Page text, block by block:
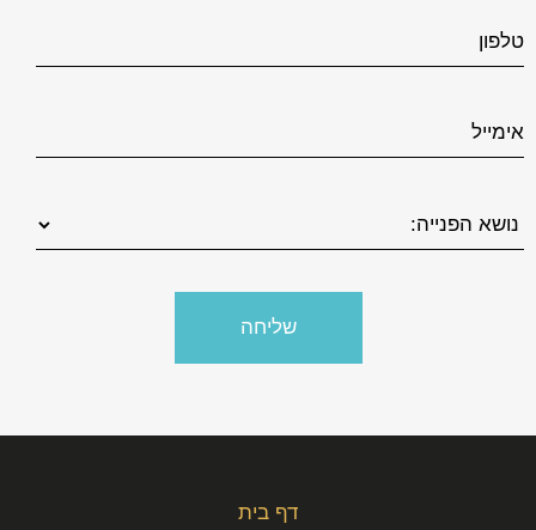
דף בית